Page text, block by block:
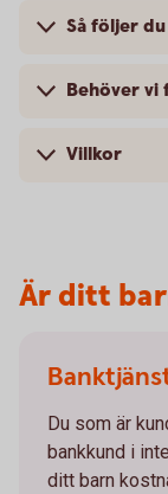
Så följer
Behöver vi
Villkor
Är ditt
Du som är
bankkund i
ditt barn